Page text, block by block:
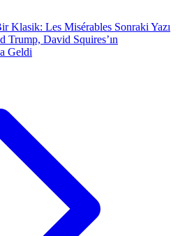
Klasik: Les Misérables Sonraki Yazı
Trump, David Squires’ın
Geldi